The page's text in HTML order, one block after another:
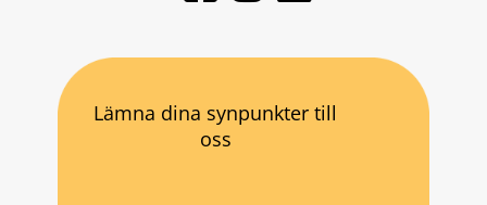
Lämna dina synpunkter till
oss